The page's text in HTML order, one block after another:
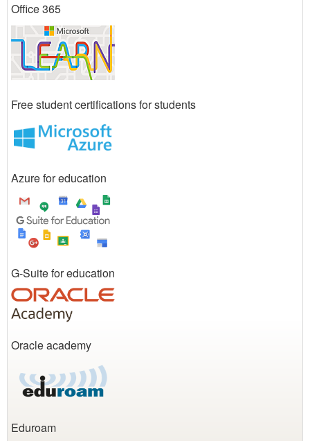
Office 365
Free student certifications for students
Azure for education
G-Suite for education
Oracle academy
Eduroam